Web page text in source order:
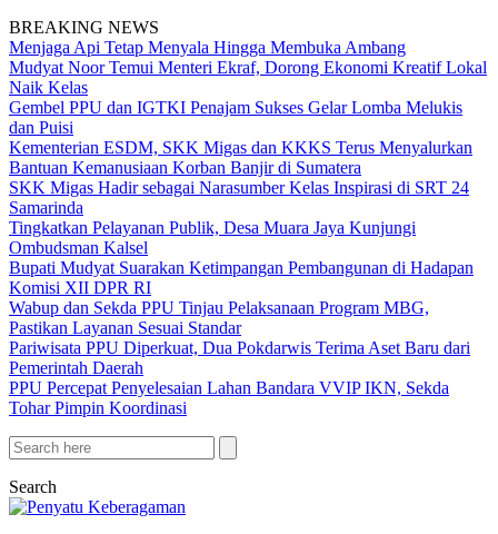
BREAKING NEWS
Menjaga Api Tetap Menyala Hingga Membuka Ambang
Mudyat Noor Temui Menteri Ekraf, Dorong Ekonomi Kreatif Lokal
Naik Kelas
Gembel PPU dan IGTKI Penajam Sukses Gelar Lomba Melukis
dan Puisi
Kementerian ESDM, SKK Migas dan KKKS Terus Menyalurkan
Bantuan Kemanusiaan Korban Banjir di Sumatera
SKK Migas Hadir sebagai Narasumber Kelas Inspirasi di SRT 24
Samarinda
Tingkatkan Pelayanan Publik, Desa Muara Jaya Kunjungi
Ombudsman Kalsel
Bupati Mudyat Suarakan Ketimpangan Pembangunan di Hadapan
Komisi XII DPR RI
Wabup dan Sekda PPU Tinjau Pelaksanaan Program MBG,
Pastikan Layanan Sesuai Standar
Pariwisata PPU Diperkuat, Dua Pokdarwis Terima Aset Baru dari
Pemerintah Daerah
PPU Percepat Penyelesaian Lahan Bandara VVIP IKN, Sekda
Tohar Pimpin Koordinasi
Search